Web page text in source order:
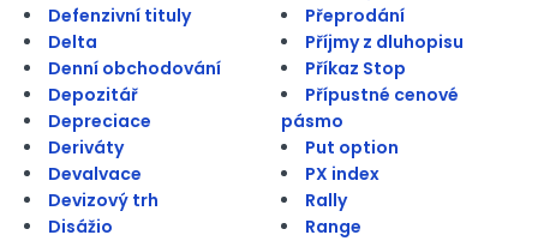
Defenzivní tituly
Delta
Denní obchodování
Depozitář
Depreciace
Deriváty
Devalvace
Devizový trh
Disážio
Přeprodání
Příjmy z dluhopisu
Příkaz Stop
Přípustné cenové
pásmo
Put option
PX index
Rally
Range